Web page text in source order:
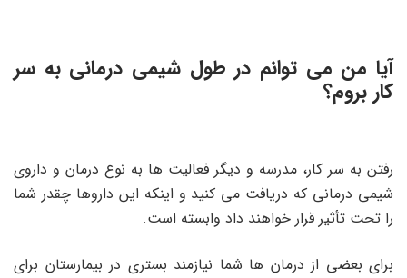
آیا من می توانم در طول شیمی درمانی به سر
کار بروم؟
رفتن به سر کار، مدرسه و دیگر فعالیت ها به نوع درمان و داروی
شیمی درمانی که دریافت می کنید و اینکه این داروها چقدر شما
را تحت تأثیر قرار خواهند داد وابسته است.
برای بعضی از درمان ها شما نیازمند بستری در بیمارستان برای